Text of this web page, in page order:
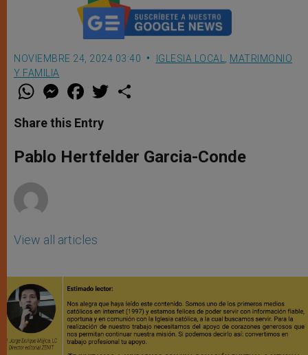
NOVIEMBRE 24, 2024 03:40 IGLESIA LOCAL
MATRIMONIO
Y FAMILIA
W
t
s
p
p
M
e
s
e
g
e
F
a
e
b
o
k
w
r
Share this Entry
Pablo Hertfelder Garcia-Conde
View all articles